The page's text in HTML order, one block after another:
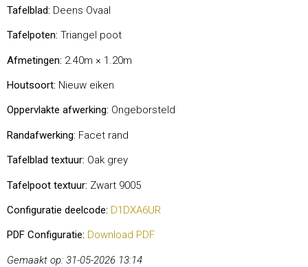
Tafelblad: Deens Ovaal
Tafelpoten: Triangel poot
Afmetingen: 2.40m × 1.20m
Houtsoort: Nieuw eiken
Oppervlakte afwerking: Ongeborsteld
Randafwerking: Facet rand
Tafelblad textuur: Oak grey
Tafelpoot textuur: Zwart 9005
Configuratie deelcode: D1DXA6UR
PDF Configuratie: Download PDF
Gemaakt op: 31-05-2026 13:14